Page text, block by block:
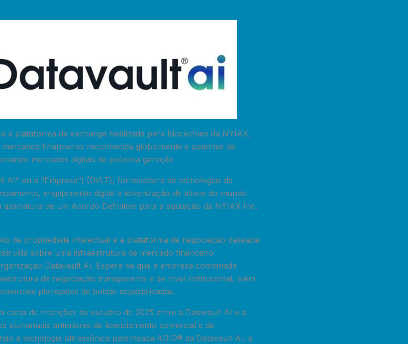
a plataforma de exchange habilitada para blockchain da NYIAX,
financeiros reconhecida globalmente e patentes de
mercados digitais de próxima geração
AI” ou a “Empresa”) (DVLT), fornecedora de tecnologias de
engajamento digital e tokenização de ativos do mundo
assinatura de um Acordo Definitivo para a aquisição da NYIAX Inc.
de propriedade intelectual e a plataforma de negociação baseada
sobre uma infraestrutura de mercado financeiro
Datavault AI. Espera-se que a empresa combinada
de negociação transparente e de nível institucional, além
planejados de bolsas especializadas.
carta de intenções de outubro de 2025 entre a Datavault AI e a
plurianuais anteriores de licenciamento comercial e de
a tecnologia ultrassônica patenteada ADIO® da Datavault AI, e